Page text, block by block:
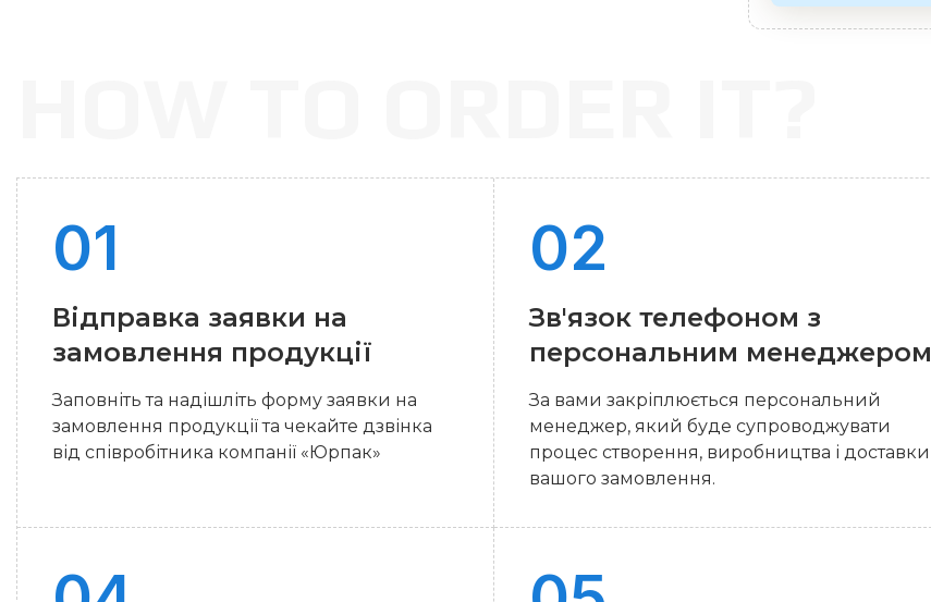
Відправка заявки на
замовлення продукції
Заповніть та надішліть форму заявки на
замовлення продукції та чекайте дзвінка
від співробітника компанії «Юрпак»
Зв'язок телефоном з
персональним менеджером
За вами закріплюється персональний
менеджер, який буде супроводжувати
процес створення, виробництва і доставки
вашого замовлення.